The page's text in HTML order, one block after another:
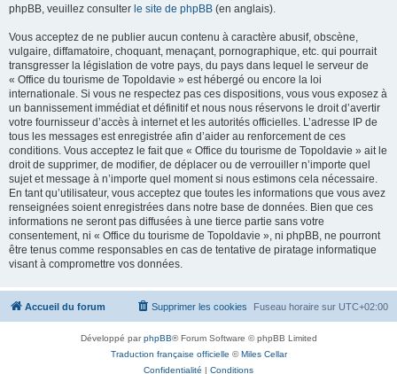
phpBB, veuillez consulter le site de phpBB (en anglais).
Vous acceptez de ne publier aucun contenu à caractère abusif, obscène,
vulgaire, diffamatoire, choquant, menaçant, pornographique, etc. qui pourrait
transgresser la législation de votre pays, du pays dans lequel le serveur de
« Office du tourisme de Topoldavie » est hébergé ou encore la loi
internationale. Si vous ne respectez pas ces dispositions, vous vous exposez à
un bannissement immédiat et définitif et nous nous réservons le droit d’avertir
votre fournisseur d’accès à internet et les autorités officielles. L’adresse IP de
tous les messages est enregistrée afin d’aider au renforcement de ces
conditions. Vous acceptez le fait que « Office du tourisme de Topoldavie » ait le
droit de supprimer, de modifier, de déplacer ou de verrouiller n’importe quel
sujet et message à n’importe quel moment si nous estimons cela nécessaire.
En tant qu’utilisateur, vous acceptez que toutes les informations que vous avez
renseignées soient enregistrées dans notre base de données. Bien que ces
informations ne seront pas diffusées à une tierce partie sans votre
consentement, ni « Office du tourisme de Topoldavie », ni phpBB, ne pourront
être tenus comme responsables en cas de tentative de piratage informatique
visant à compromettre vos données.
Accueil du forum Fuseau horaire sur UTC+02:00
Supprimer les cookies
Développé parphpBB® Forum Software © phpBB Limited
Traduction française officielle ©Miles Cellar
Confidentialité | Conditions